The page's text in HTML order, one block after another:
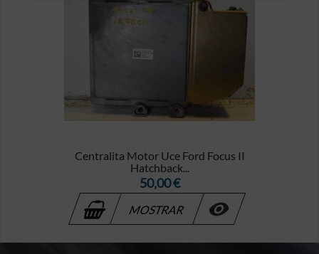
Centralita Motor Uce Ford Focus II
Hatchback...
Precio
50,00 €
MOSTRAR 